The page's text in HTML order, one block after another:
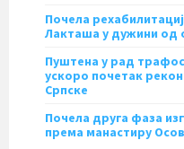
Почела
Лакташа у дужини од
Пуштена у рад
ускоро почетак
Српске
Почела друга фаза
према манастиру